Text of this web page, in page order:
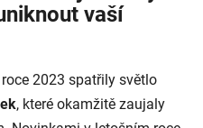
vaší
2023 spatřily světlo
, které okamžitě zaujaly